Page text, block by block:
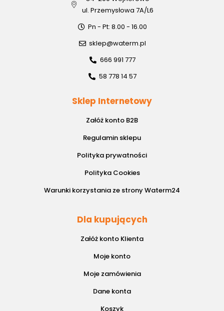
ul. Przemysłowa 7A/L6
Pn - Pt: 8.00 - 16.00
sklep@waterm.pl
666 991 777
58 778 14 57
Sklep Internetowy
Załóż konto B2B
Regulamin sklepu
Polityka prywatności
Polityka Cookies
Warunki korzystania ze strony Waterm24
Dla kupujących
Załóż konto Klienta
Moje konto
Moje zamówienia
Dane konta
Koszyk